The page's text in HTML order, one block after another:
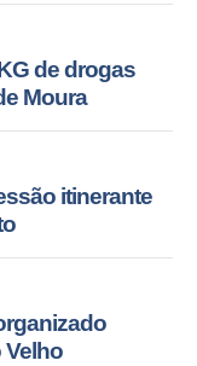
de drogas
Moura
itinerante
Velho